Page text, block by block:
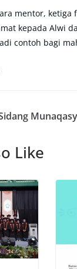
mentor, ketiga
kepada Alwi
contoh bagi
Like